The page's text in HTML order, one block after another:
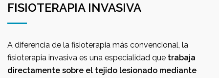
FISIOTERAPIA INVASIVA
A diferencia de la fisioterapia más convencional, la
fisioterapia invasiva es una especialidad que trabaja
directamente sobre el tejido lesionado mediante